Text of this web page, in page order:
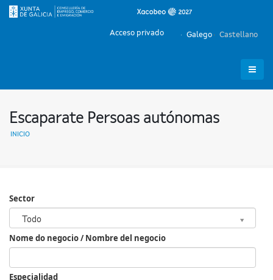
Galego Castellano
Acceso privado
Escaparate Persoas autónomas
INICIO
Sector
Todo
Sector
Nome do negocio / Nombre del negocio
Especialidad